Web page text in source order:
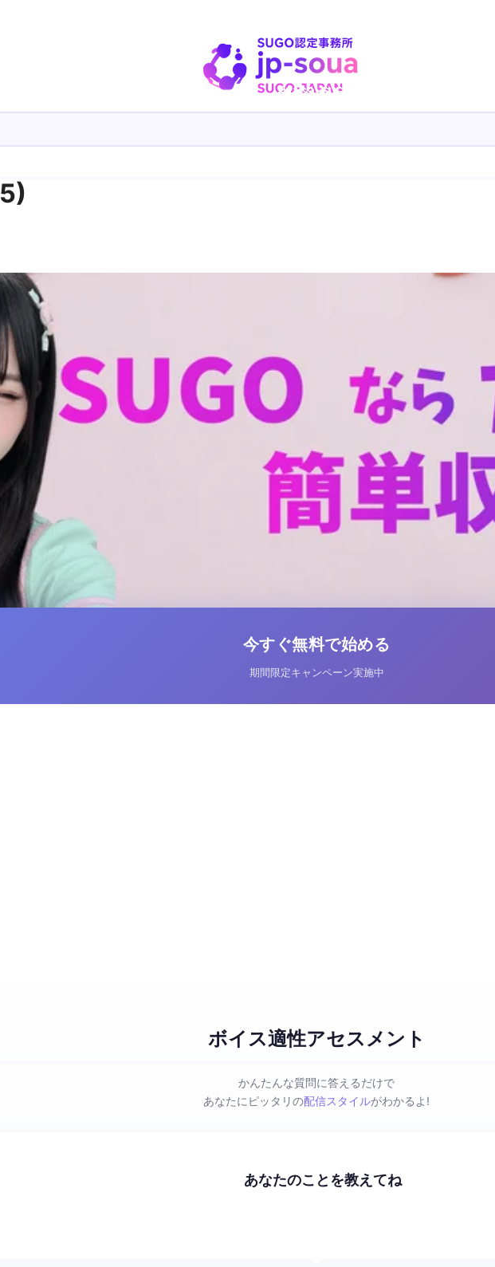
今すぐ無料で始める
期間限定キャンペーン実施中
ボイス適性アセスメント
かんたんな質問に答えるだけで
あなたにピッタリの配信スタイルがわかるよ!
あなたのことを教えてね